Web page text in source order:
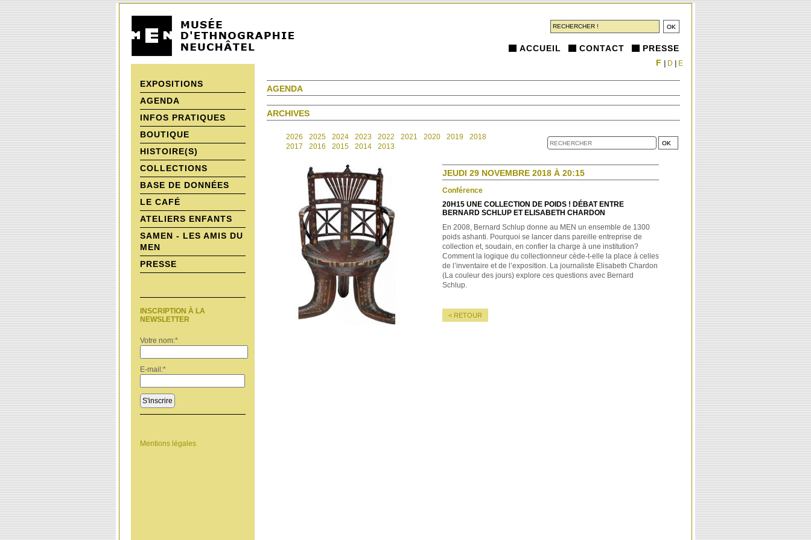
ACCUEIL CONTACT PRESSE
EXPOSITIONS
AGENDA
INFOS PRATIQUES
BOUTIQUE
HISTOIRE(S)
COLLECTIONS
BASE DE DONNÉES
LE CAFÉ
ATELIERS ENFANTS
SAMEN - LES AMIS DU
MEN
PRESSE
INSCRIPTION À LA
NEWSLETTER
Votre nom:*
E-mail:*
S'inscrire
Mentions légales
AGENDA
ARCHIVES
2026 2025 2024 2023 2022 2021 2020 2019
2018
2017
2016 2015 2014 2013
JEUDI 29 NOVEMBRE 2018 À 20:15
Conférence
20H15 UNE COLLECTION DE POIDS ! DÉBAT ENTRE
BERNARD SCHLUP ET ELISABETH CHARDON
En 2008, Bernard Schlup donne au MEN un ensemble de 1300
poids ashanti. Pourquoi se lancer dans pareille entreprise de
collection et, soudain, en confier la charge à une institution?
Comment la logique du collectionneur cède-t-elle la place à celles
de l’inventaire et de l’exposition. La journaliste Elisabeth Chardon
(La couleur des jours) explore ces questions avec Bernard
Schlup.
< RETOUR
F D E